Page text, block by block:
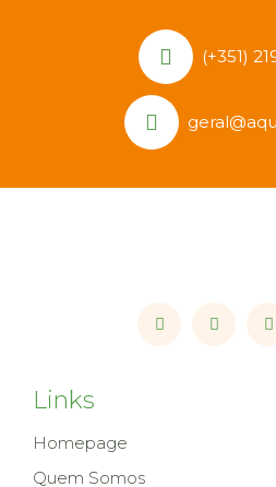
(+351)
Links
Homepage
Quem Somos